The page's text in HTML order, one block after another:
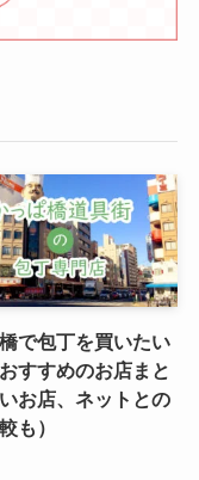
で包丁を買いたい
すすめのお店まと
お店、ネットとの
も）